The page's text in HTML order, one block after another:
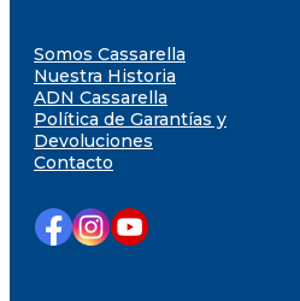
Somos Cassarella
Nuestra Historia
ADN Cassarella
Política de Garantías y
Devoluciones
Contacto